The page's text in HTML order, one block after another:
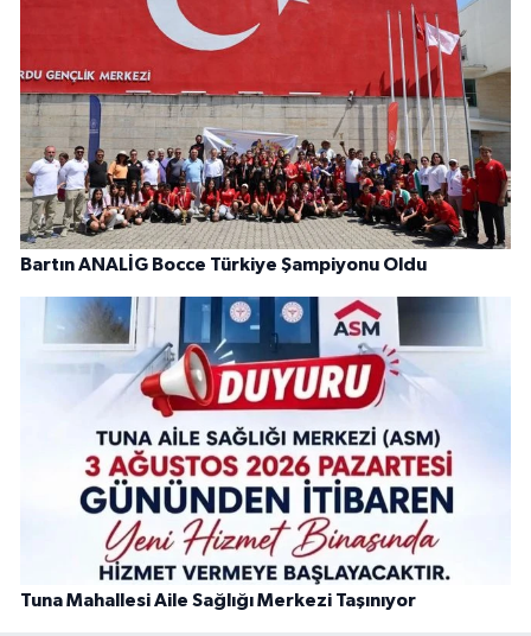
Bartın ANALİG Bocce Türkiye Şampiyonu Oldu
Tuna Mahallesi Aile Sağlığı Merkezi Taşınıyor